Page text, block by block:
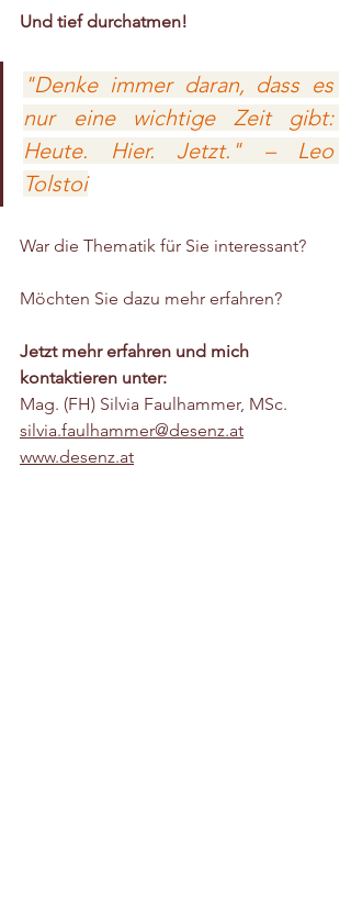
Und tief durchatmen!
"Denke immer daran, dass es
nur eine wichtige Zeit gibt:
Heute. Hier. Jetzt." – Leo
Tolstoi
War die Thematik für Sie interessant?
Möchten Sie dazu mehr erfahren?
Jetzt mehr erfahren und mich
kontaktieren unter:
Mag. (FH) Silvia Faulhammer, MSc.
silvia.faulhammer@desenz.at
www.desenz.at